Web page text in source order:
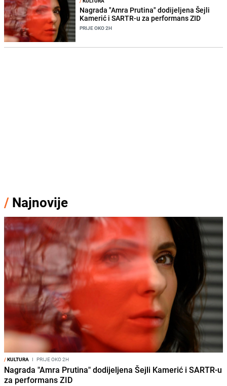
Nagrada "Amra Prutina" dodijeljena Šejli
Kamerić i SARTR-u za performans ZID
PRIJE OKO 2H
/ Najnovije
/KULTURA I PRIJE OKO 2H
Nagrada "Amra Prutina" dodijeljena Šejli Kamerić i SARTR-u
za performans ZID